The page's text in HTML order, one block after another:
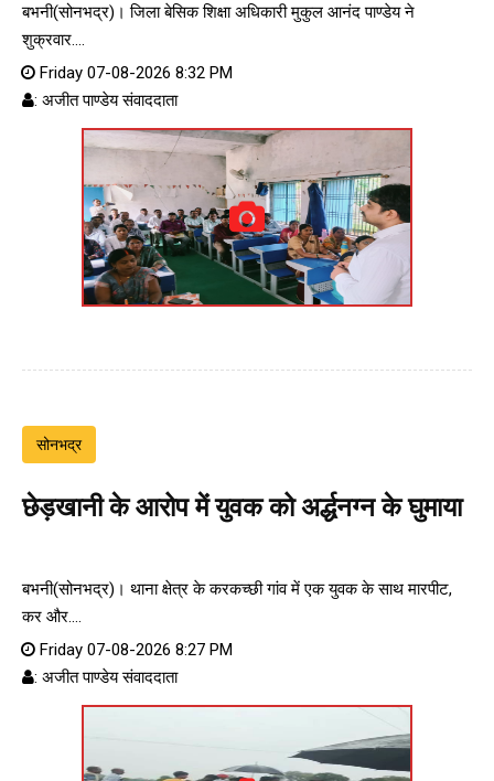
बभनी(सोनभद्र)। जिला बेसिक शिक्षा अधिकारी मुकुल आनंद पाण्डेय ने
शुक्रवार....
Friday 07-08-2026 8:32 PM
: अजीत पाण्डेय संवाददाता
सोनभद्र
छेड़खानी के आरोप में युवक को अर्द्धनग्न के घुमाया
बभनी(सोनभद्र)। थाना क्षेत्र के करकच्छी गांव में एक युवक के साथ मारपीट,
कर और....
Friday 07-08-2026 8:27 PM
: अजीत पाण्डेय संवाददाता